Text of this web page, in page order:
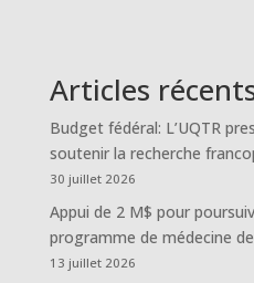
Articles
Budget fédéral: L’UQTR
soutenir la recherche
30 juillet 2026
Appui de 2 M$ pour
programme de médecine de
13 juillet 2026